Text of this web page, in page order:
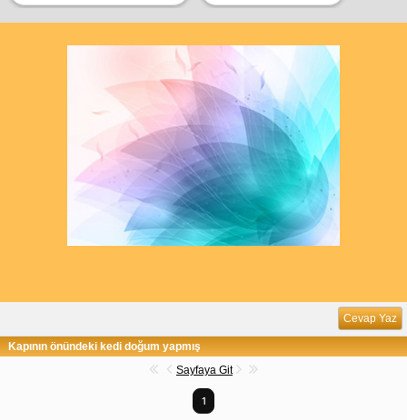
Cevap Yaz
Kapının önündeki kedi doğum yapmış
Sayfaya Git
1